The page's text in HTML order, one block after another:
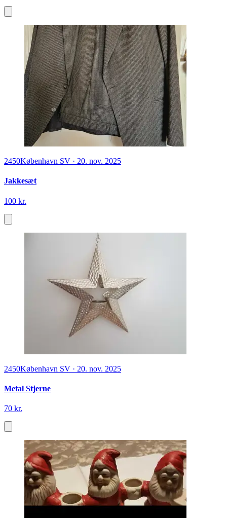
2450København SV · 20. nov. 2025
Jakkesæt
100 kr.
2450København SV · 20. nov. 2025
Metal Stjerne
70 kr.